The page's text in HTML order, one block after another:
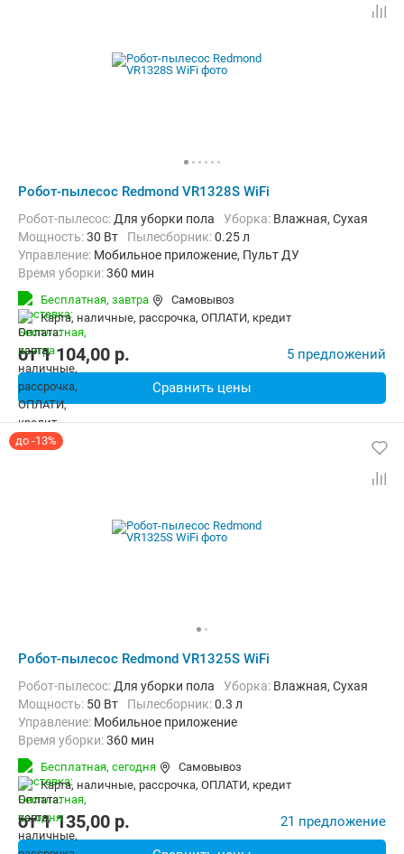
Робот-пылесос Redmond VR1328S WiFi
Робот-пылесос: Для уборки пола Уборка: Влажная, Сухая
мощность:30 Вт пылесборник:0.25 л
Управление: Мобильное приложение, Пульт ДУ
Время уборки:360 мин
Функции:
Бесплатная, завтра
Самовывоз
карта, наличные, рассрочка, ОПЛАТИ, кредит
от1 104,00 p. 5 предложений
Сравнить цены
до -13%
Робот-пылесос Redmond VR1325S WiFi
Робот-пылесос: Для уборки пола Уборка: Влажная, Сухая
мощность: 50 Вт пылесборник:0.3 л
Управление: Мобильное приложение
Время уборки:360 мин
Функции:
Бесплатная, сегодня
Самовывоз
карта, наличные, рассрочка, ОПЛАТИ, кредит
от1 135,00 p. 21 предложение